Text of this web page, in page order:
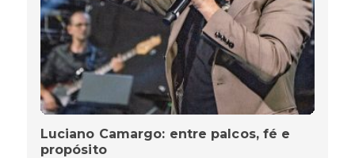
Luciano Camargo: entre palcos, fé e
propósito